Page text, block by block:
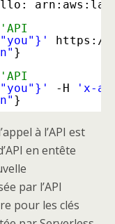
https: //
}
-H
'x-
}
à l’API est
en entête
par l’API
pour les clés